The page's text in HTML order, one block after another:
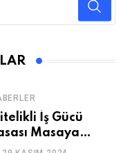
İş Gücü
Masaya